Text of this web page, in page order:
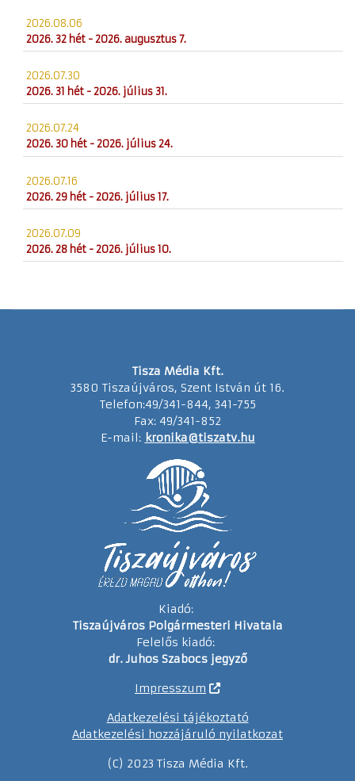
2026.08.06
2026. 32 hét - 2026. augusztus 7.
2026.07.30
2026. 31 hét - 2026. július 31.
2026.07.24
2026. 30 hét - 2026. július 24.
2026.07.16
2026. 29 hét - 2026. július 17.
2026.07.09
2026. 28 hét - 2026. július 10.
Tisza Média Kft.
3580 Tiszaújváros, Szent István út 16.
Telefon:49/341-844, 341-755
Fax: 49/341-852
E-mail: kronika@tiszatv.hu
Kiadó:
Tiszaújváros Polgármesteri Hivatala
Felelős kiadó:
dr. Juhos Szabocs jegyző
Impresszum
Adatkezelési tájékoztató
Adatkezelési hozzájáruló nyilatkozat
(C) 2023 Tisza Média Kft.